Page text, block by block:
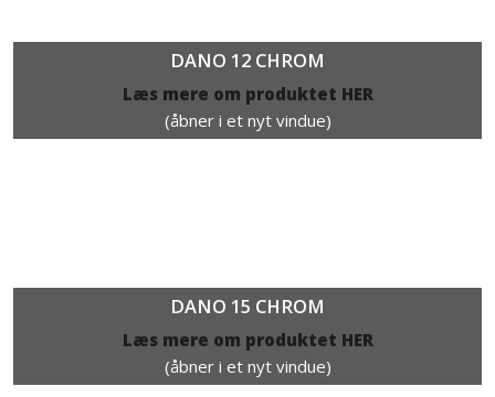
DANO 12 CHROM
Læs mere om produktet HER​
(åbner i et nyt vindue)
DANO 15 CHROM
Læs mere om produktet HER​
(åbner i et nyt vindue)